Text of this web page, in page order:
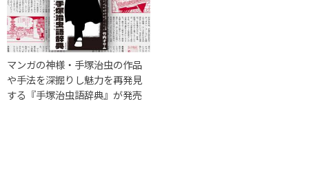
マンガの神様・手塚治虫の作品
や手法を深掘りし魅力を再発見
する『手塚治虫語辞典』が発売